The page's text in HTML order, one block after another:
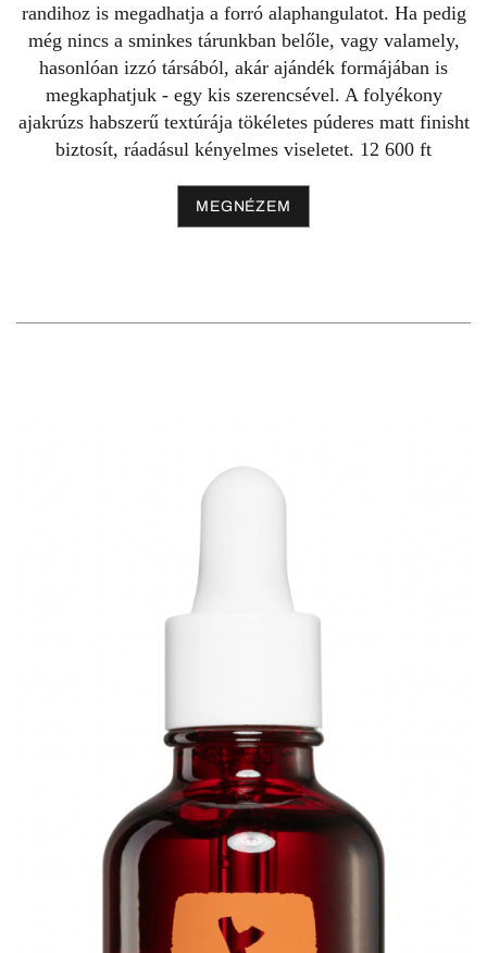
randihoz is megadhatja a forró alaphangulatot. Ha pedig
még nincs a sminkes tárunkban belőle, vagy valamely,
hasonlóan izzó társából, akár ajándék formájában is
megkaphatjuk - egy kis szerencsével. A folyékony
ajakrúzs habszerű textúrája tökéletes púderes matt finisht
biztosít, ráadásul kényelmes viseletet. 12 600 ft
MEGNÉZEM